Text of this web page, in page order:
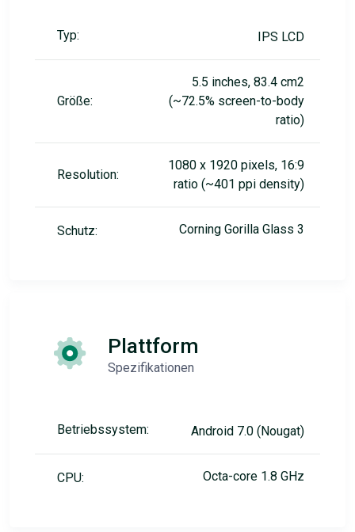
Typ: IPS LCD
Größe:
5.5 inches, 83.4 cm2
(~72.5% screen-to-body
ratio)
Resolution:
1080 x 1920 pixels, 16:9
ratio (~401 ppi density)
Schutz: Corning Gorilla Glass 3
Plattform
Spezifikationen
Betriebssystem: Android 7.0 (Nougat)
CPU: Octa-core 1.8 GHz